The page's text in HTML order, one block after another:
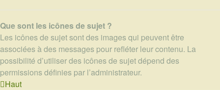
Que sont les icônes de sujet ?
Les icônes de sujet sont des images qui peuvent être
associées à des messages pour refléter leur contenu. La
possibilité d’utiliser des icônes de sujet dépend des
permissions définies par l’administrateur.
Haut